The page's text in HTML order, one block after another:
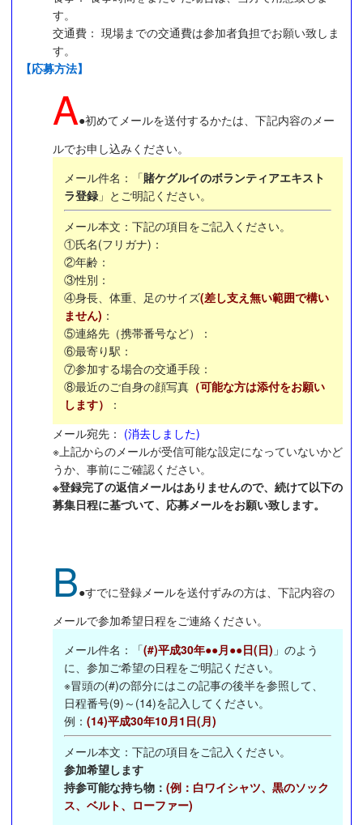
す。
交通費： 現場までの交通費は参加者負担でお願い致しま
す。
【応募方法】
A●初めてメールを送付するかたは、下記内容のメー
ルでお申し込みください。
メール件名：「賭ケグルイのボランティアエキスト
ラ登録 」とご明記ください。
メール本文：下記の項目をご記入ください。
①氏名(フリガナ)：
②年齢：
③性別：
④身長、体重、足のサイズ(差し支え無い範囲で構い
ません) ：
⑤連絡先（携帯番号など）：
⑥最寄り駅：
⑦参加する場合の交通手段：
⑧最近のご自身の顔写真 （可能な方は添付をお願い
します）
：
メール宛先： (消去しました)
※上記からのメールが受信可能な設定になっていないかど
うか、事前にご確認ください。
※登録完了の返信メールはありませんので、続けて以下の
募集日程に基づいて、応募メールをお願い致します。
B●すでに登録メールを送付ずみの方は、下記内容の
メールで参加希望日程をご連絡ください。
メール件名：「(#)平成30年●●月●●日(日) 」のよう
に、参加ご希望の日程をご明記ください。
※冒頭の(#)の部分にはこの記事の後半を参照して、
日程番号(9)～(14)を記入してください。
例： (14)平成30年10月1日(月)
メール本文：下記の項目をご記入ください。
参加希望します
持参可能な持ち物： (例：白ワイシャツ、黒のソック
ス、ベルト、ローファー)